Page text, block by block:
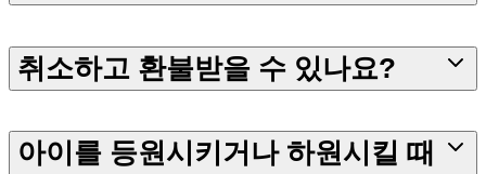
취소하고 환불받을 수 있나요?
아이를 등원시키거나 하원시킬 때